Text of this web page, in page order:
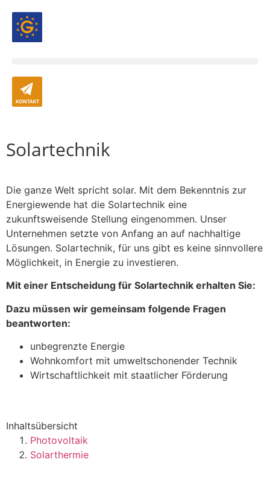
Solartechnik
Die ganze Welt spricht solar. Mit dem Bekenntnis zur
Energiewende hat die Solartechnik eine
zukunftsweisende Stellung eingenommen. Unser
Unternehmen setzte von Anfang an auf nachhaltige
Lösungen. Solartechnik, für uns gibt es keine sinnvollere
Möglichkeit, in Energie zu investieren.
Mit einer Entscheidung für Solartechnik erhalten Sie:
Dazu müssen wir gemeinsam folgende Fragen
beantworten:
unbegrenzte Energie
Wohnkomfort mit umweltschonender Technik
Wirtschaftlichkeit mit staatlicher Förderung
Inhaltsübersicht
Photovoltaik
Solarthermie